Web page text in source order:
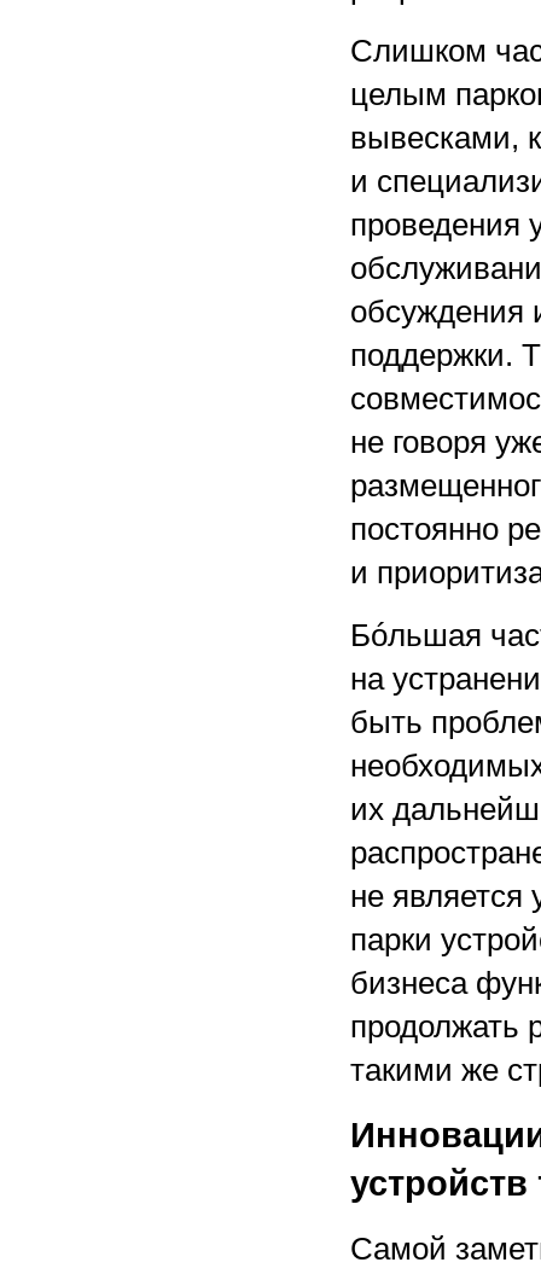
Слишком
целым
вывесками,
и
проведения
обсуждения
поддержки.
не говоря
постоянно
и
Бóльшая
на
быть
их
не
парки
бизнеса
продолжать
такими же
Самой